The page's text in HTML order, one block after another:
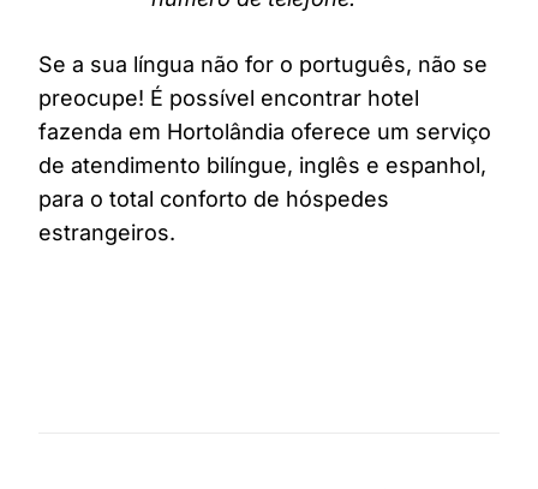
Se a sua língua não for o português, não se
preocupe! É possível encontrar hotel
fazenda em Hortolândia oferece um serviço
de atendimento bilíngue, inglês e espanhol,
para o total conforto de hóspedes
estrangeiros.